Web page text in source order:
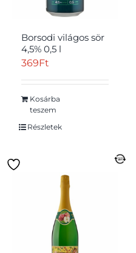
Borsodi világos sör
4,5% 0,5 l
369Ft
Kosárba
teszem
Részletek